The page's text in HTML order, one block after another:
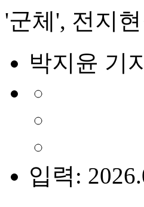
'군체', 전지
박지윤 기
입력: